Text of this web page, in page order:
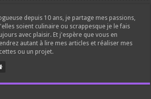
depuis 10 ans, je partage mes passions,
soient culinaire ou scrappesque je le fais
avec plaisir. Et j'espère que vous en
autant à lire mes articles et réaliser mes
ou un projet.